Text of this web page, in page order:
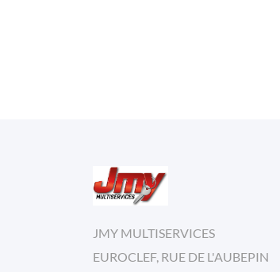
JMY MULTISERVICES
EUROCLEF, RUE DE L'AUBEPIN